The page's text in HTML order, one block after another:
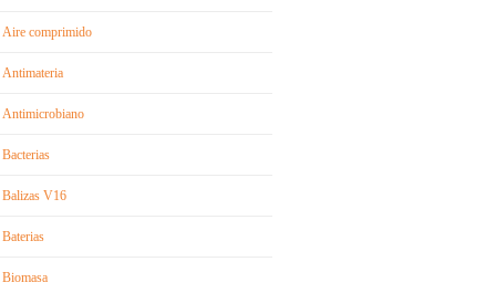
Aire comprimido
Antimateria
Antimicrobiano
Bacterias
Balizas V16
Baterias
Biomasa